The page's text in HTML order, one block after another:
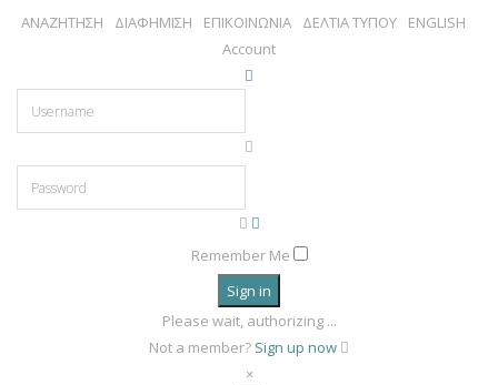
ΑΝΑΖΗΤΗΣΗ ΔΙΑΦΗΜΙΣΗ ΕΠΙΚΟΙΝΩΝΙΑ ΔΕΛΤΙΑ ΤΥΠΟΥ
ENGLISH
Account
Remember Me
Sign in
Please wait, authorizing ...
Not a member? Sign up now
×